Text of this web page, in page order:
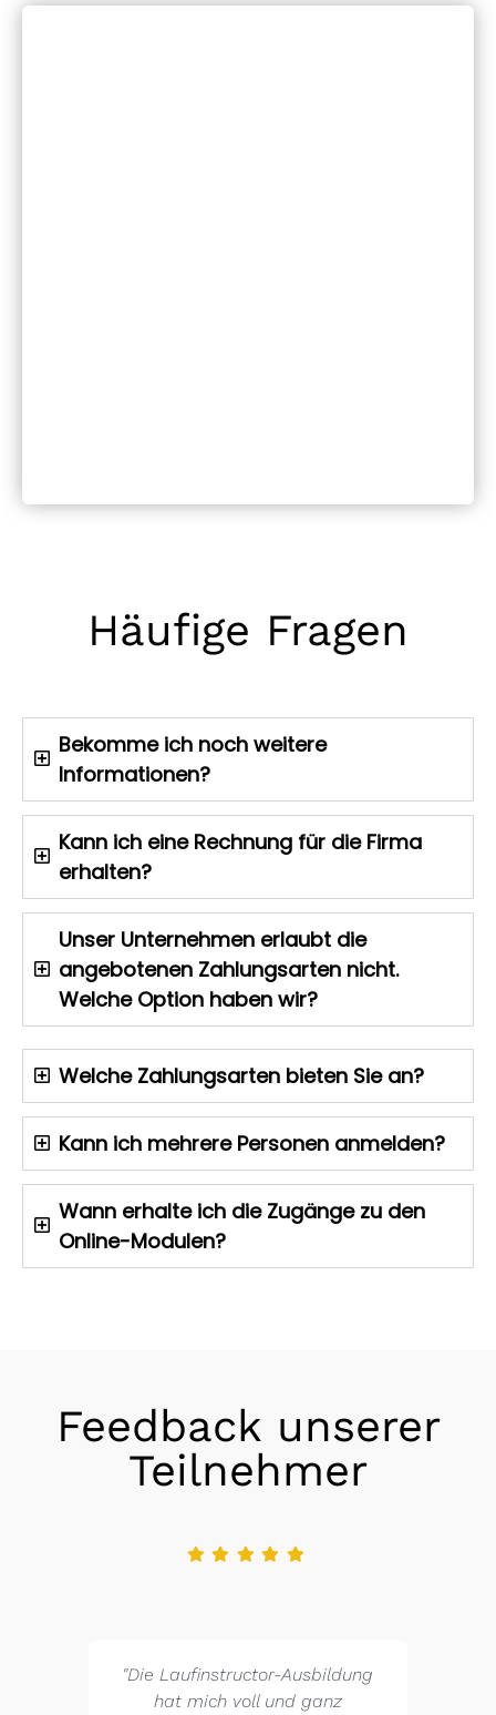
Häufige Fragen
Bekomme ich noch weitere
Informationen?
Kann ich eine Rechnung für die Firma
erhalten?
Unser Unternehmen erlaubt die
angebotenen Zahlungsarten nicht.
Welche Option haben wir?
Welche Zahlungsarten bieten Sie an?
Kann ich mehrere Personen anmelden?
Wann erhalte ich die Zugänge zu den
Online-Modulen?
Feedback unserer
Teilnehmer
"Die Laufinstructor-Ausbildung
hat mich voll und ganz